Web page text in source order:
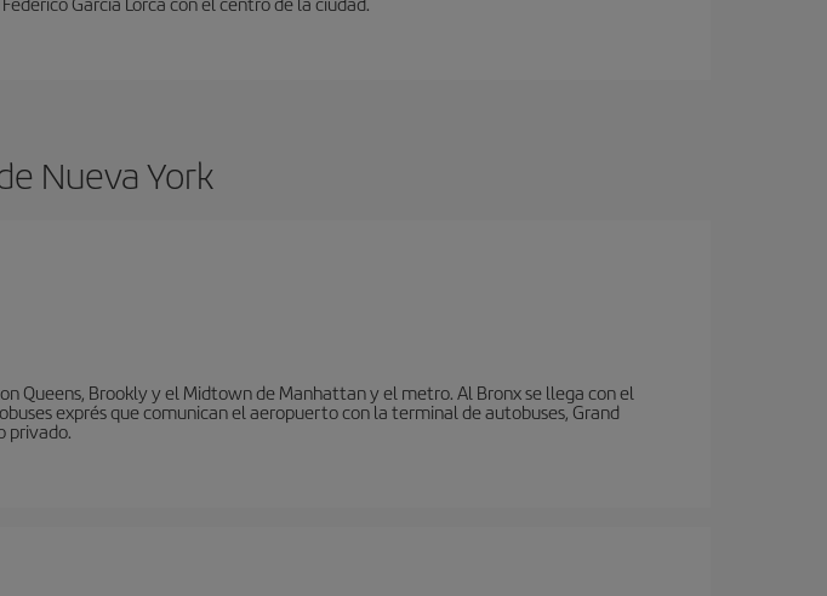
Nueva York
Queens, Brookly y el Midtown de Manhattan y el metro. Al Bronx se llega con el
exprés que comunican el aeropuerto con la terminal de autobuses, Grand
privado.